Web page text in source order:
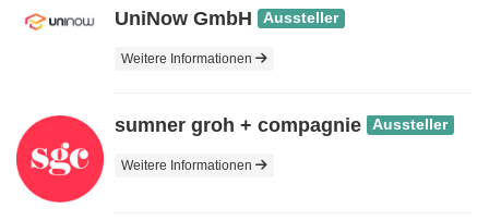
UniNow GmbH Aussteller
Weitere Informationen
sumner groh + compagnie Aussteller
Weitere Informationen